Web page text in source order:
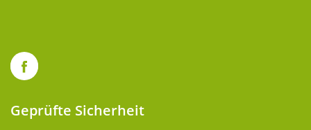
Geprüfte Sicherheit